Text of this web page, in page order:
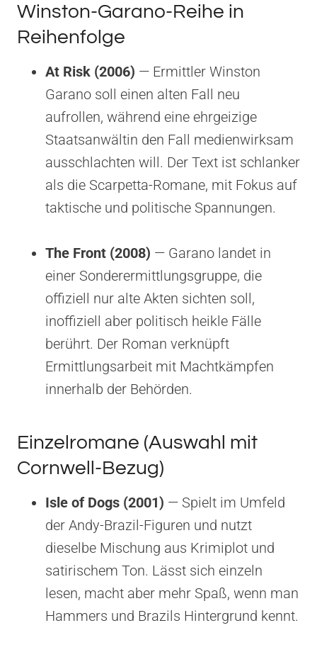
Winston-Garano-Reihe in
Reihenfolge
At Risk (2006) — Ermittler Winston
Garano soll einen alten Fall neu
aufrollen, während eine ehrgeizige
Staatsanwältin den Fall medienwirksam
ausschlachten will. Der Text ist schlanker
als die Scarpetta-Romane, mit Fokus auf
taktische und politische Spannungen.
The Front (2008) — Garano landet in
einer Sonderermittlungsgruppe, die
offiziell nur alte Akten sichten soll,
inoffiziell aber politisch heikle Fälle
berührt. Der Roman verknüpft
Ermittlungsarbeit mit Machtkämpfen
innerhalb der Behörden.
Einzelromane (Auswahl mit
Cornwell-Bezug)
Isle of Dogs (2001) — Spielt im Umfeld
der Andy-Brazil-Figuren und nutzt
dieselbe Mischung aus Krimiplot und
satirischem Ton. Lässt sich einzeln
lesen, macht aber mehr Spaß, wenn man
Hammers und Brazils Hintergrund kennt.